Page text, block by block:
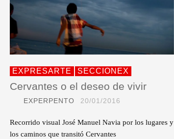
EXPRESARTE SECCIONEX
Cervantes o el deseo de vivir
EXPERPENTO 20/01/2016
Recorrido visual José Manuel Navia por los lugares y
los caminos que transitó Cervantes